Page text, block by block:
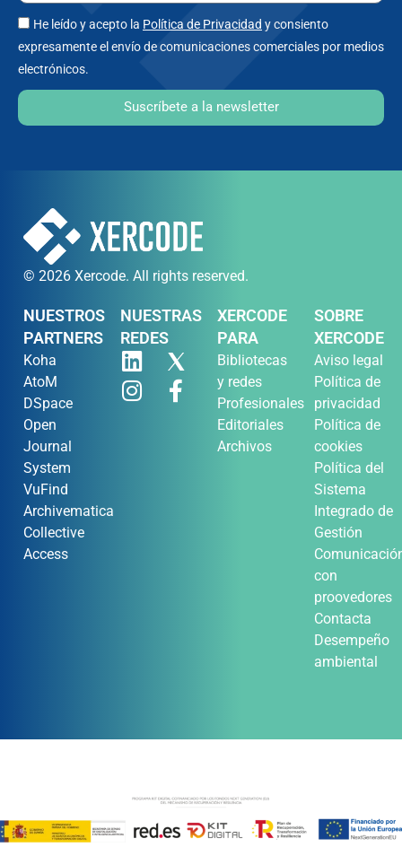
He leído y acepto la Política de Privacidad y consiento
expresamente el envío de comunicaciones comerciales por medios
electrónicos.
Suscríbete a la newsletter
© 2026 Xercode. All rights reserved.
NUESTROS
PARTNERS
Koha
AtoM
DSpace
Open
Journal
System
VuFind
Archivematica
Collective
Access
NUESTRAS
REDES
XERCODE
PARA
Bibliotecas
y redes
Profesionales
Editoriales
Archivos
SOBRE
XERCODE
Aviso legal
Política de
privacidad
Política de
cookies
Política del
Sistema
Integrado de
Gestión
con
proovedores
Contacta
Desempeño
ambiental